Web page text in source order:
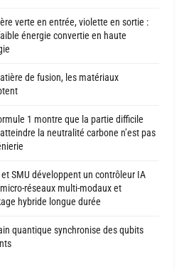
verte en entrée, violette en sortie :
énergie convertie en haute
de fusion, les matériaux
1 montre que la partie difficile
la neutralité carbone n’est pas
et SMU développent un contrôleur IA
réseaux multi-modaux et
hybride longue durée
quantique synchronise des qubits